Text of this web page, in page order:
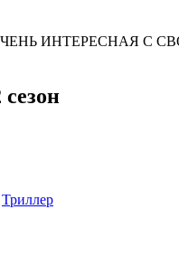
ИНТЕРЕСНАЯ С
Триллер